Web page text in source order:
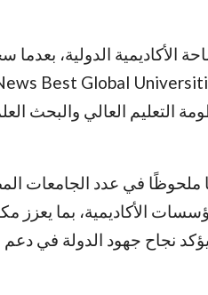
الأكاديمية الدولية، بعدما
التعليم العالي والبحث
ملحوظًا في عدد الجامعات
الأكاديمية، بما يعزز
نجاح جهود الدولة في دعم